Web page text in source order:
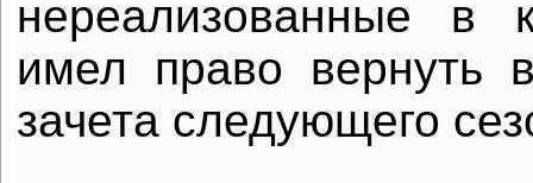
нереализованные в
имел право вернуть
зачета следующего